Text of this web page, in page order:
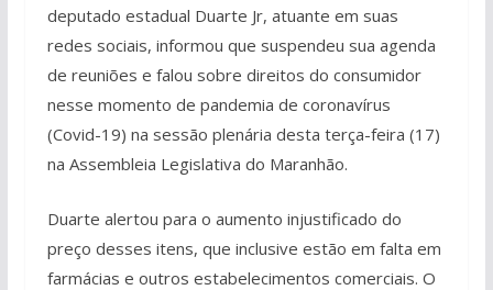
deputado estadual Duarte Jr, atuante em suas
redes sociais, informou que suspendeu sua agenda
de reuniões e falou sobre direitos do consumidor
nesse momento de pandemia de coronavírus
(Covid-19) na sessão plenária desta terça-feira (17)
na Assembleia Legislativa do Maranhão.
Duarte alertou para o aumento injustificado do
preço desses itens, que inclusive estão em falta em
farmácias e outros estabelecimentos comerciais. O